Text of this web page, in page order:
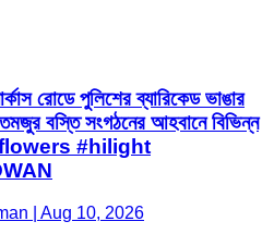
রোডে পুলিশের ব্যারিকেড ভাঙার
বস্তি সংগঠনের আহবানে বিভিন্ন
#flowers #hilight
| Aug 10, 2026